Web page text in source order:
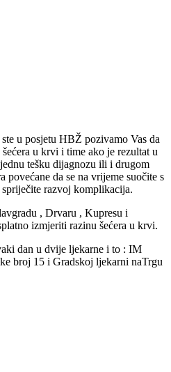
u posjetu HBŽ pozivamo Vas da
u krvi i time ako je rezultat u
tešku dijagnozu ili i drugom
povećane da se na vrijeme suočite s
razvoj komplikacija.
, Drvaru , Kupresu i
izmjeriti razinu šećera u krvi.
dan u dvije ljekarne i to : IM
broj 15 i Gradskoj ljekarni naTrgu